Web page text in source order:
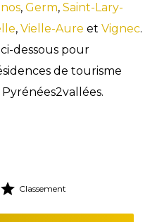
, Germ, Saint-Lary-
, Vielle-Aure et Vignec.
dessous pour
de tourisme
Classement